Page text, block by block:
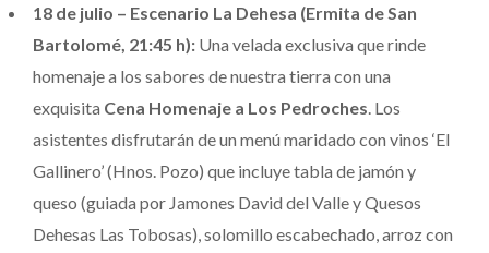
18 de julio – Escenario La Dehesa (Ermita de San
Bartolomé, 21:45 h): Una velada exclusiva que rinde
homenaje a los sabores de nuestra tierra con una
exquisita Cena Homenaje a Los Pedroches . Los
asistentes disfrutarán de un menú maridado con vinos ‘El
Gallinero’ (Hnos. Pozo) que incluye tabla de jamón y
queso (guiada por Jamones David del Valle y Quesos
Dehesas Las Tobosas), solomillo escabechado, arroz con